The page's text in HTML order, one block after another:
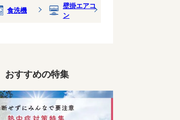
食洗機
壁掛エアコ
ン
おすすめの特集